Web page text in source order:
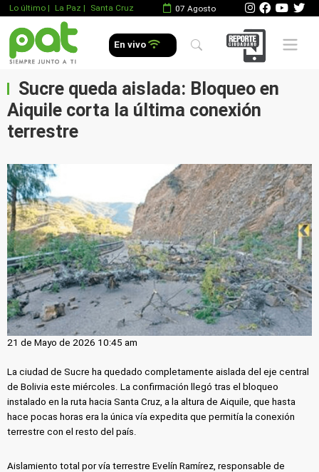
Lo último | La Paz | Santa Cruz 07 Agosto
En vivo Mobile
Sucre queda aislada: Bloqueo en
Aiquile corta la última conexión
terrestre
21 de Mayo de 2026 10:45 am
La ciudad de Sucre ha quedado completamente aislada del eje central
de Bolivia este miércoles. La confirmación llegó tras el bloqueo
instalado en la ruta hacia Santa Cruz, a la altura de Aiquile, que hasta
hace pocas horas era la única vía expedita que permitía la conexión
terrestre con el resto del país.
Aislamiento total por vía terrestre Evelín Ramírez, responsable de